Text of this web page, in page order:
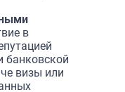
в
банковской
визы или